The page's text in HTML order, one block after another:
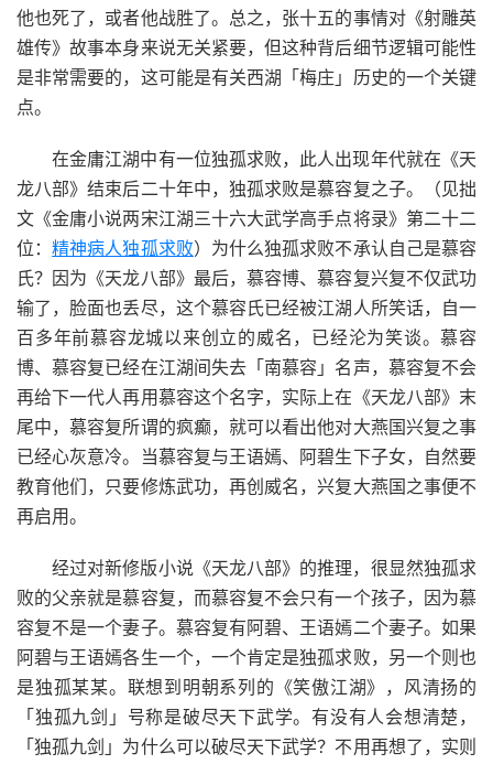
他也死了，或者他战胜了。总之，张十五的事情对《射雕英
雄传》故事本身来说无关紧要，但这种背后细节逻辑可能性
是非常需要的，这可能是有关西湖「梅庄」历史的一个关键
点。
在金庸江湖中有一位独孤求败，此人出现年代就在《天
龙八部》结束后二十年中，独孤求败是慕容复之子。（见拙
文《金庸小说两宋江湖三十六大武学高手点将录》第二十二
位：精神病人独孤求败）为什么独孤求败不承认自己是慕容
氏？因为《天龙八部》最后，慕容博、慕容复兴复不仅武功
输了，脸面也丢尽，这个慕容氏已经被江湖人所笑话，自一
百多年前慕容龙城以来创立的威名，已经沦为笑谈。慕容
博、慕容复已经在江湖间失去「南慕容」名声，慕容复不会
再给下一代人再用慕容这个名字，实际上在《天龙八部》末
尾中，慕容复所谓的疯癫，就可以看出他对大燕国兴复之事
已经心灰意冷。当慕容复与王语嫣、阿碧生下子女，自然要
教育他们，只要修炼武功，再创威名，兴复大燕国之事便不
再启用。
经过对新修版小说《天龙八部》的推理，很显然独孤求
败的父亲就是慕容复，而慕容复不会只有一个孩子，因为慕
容复不是一个妻子。慕容复有阿碧、王语嫣二个妻子。如果
阿碧与王语嫣各生一个，一个肯定是独孤求败，另一个则也
是独孤某某。联想到明朝系列的《笑傲江湖》，风清扬的
「独孤九剑」号称是破尽天下武学。有没有人会想清楚，
「独孤九剑」为什么可以破尽天下武学？不用再想了，实则